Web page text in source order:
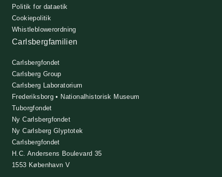
Politik for dataetik
Cookiepolitik
Whistleblowerordning
Carlsbergfamilien
Carlsbergfondet
Carlsberg Group
Carlsberg Laboratorium
Frederiksborg • Nationalhistorisk Museum
Tuborgfondet
Ny Carlsbergfondet
Ny Carlsberg Glyptotek
Carlsbergfondet
H.C. Andersens Boulevard 35
1553 København V